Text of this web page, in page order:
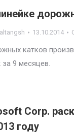
altangsh 13.10.2014
катков
9 месяцев.
Corp.
году